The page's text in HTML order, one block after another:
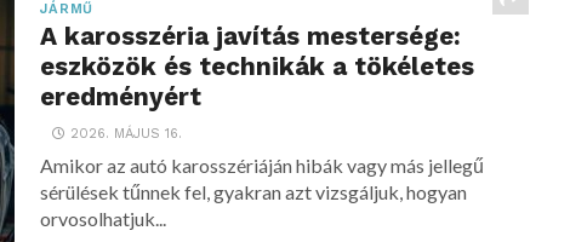
JÁRMŰ
A karosszéria javítás mestersége:
eszközök és technikák a tökéletes
eredményért
2026. MÁJUS 16.
Amikor az autó karosszériáján hibák vagy más jellegű
sérülések tűnnek fel, gyakran azt vizsgáljuk, hogyan
orvosolhatjuk...